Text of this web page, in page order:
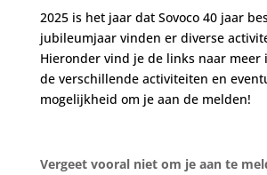
2025 is het jaar dat Sovoco 40 jaar
jubileumjaar vinden er diverse
Hieronder vind je de links naar meer
de verschillende activiteiten en
mogelijkheid om je aan de melden!
Vergeet vooral niet om je aan te